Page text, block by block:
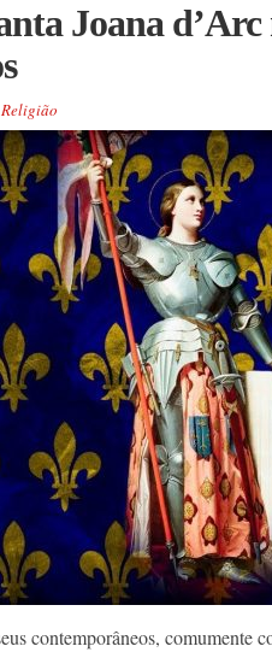
Joana d’Arc
Religião
contemporâneos, comumente